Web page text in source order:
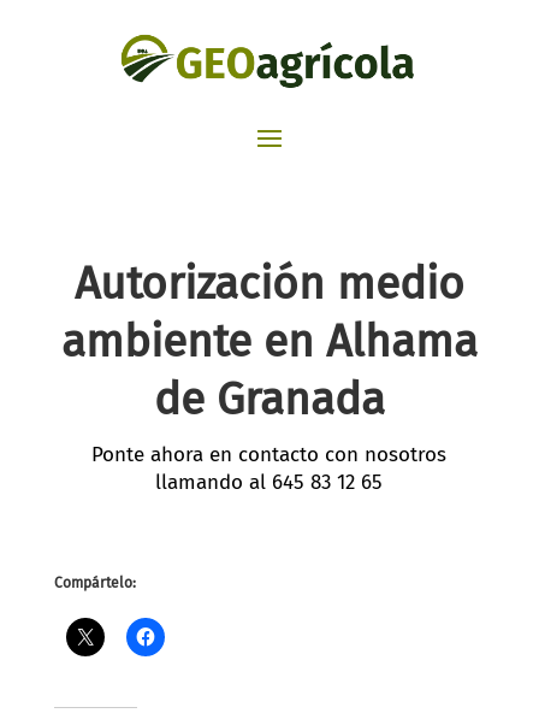
Autorización medio
ambiente en Alhama
de Granada
Ponte ahora en contacto con nosotros
llamando al 645 83 12 65
Compártelo: